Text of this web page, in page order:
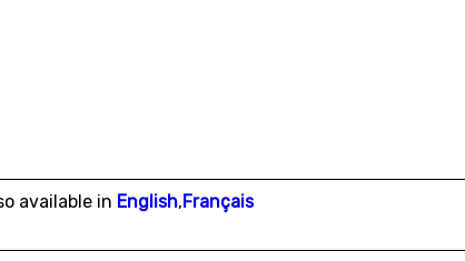
available in English,Français